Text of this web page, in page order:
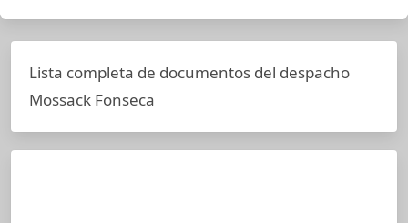
Lista completa de documentos del despacho
Mossack Fonseca